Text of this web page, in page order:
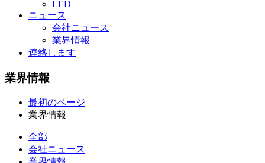
LED
ニュース
会社ニュース
業界情報
連絡します
業界情報
最初のページ
業界情報
全部
会社ニュース